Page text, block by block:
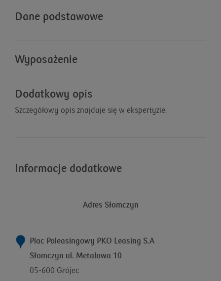
Dane podstawowe
Wyposażenie
Dodatkowy opis
Szczegółowy opis znajduje się w ekspertyzie.
Informacje dodatkowe
Adres Słomczyn
Plac Poleasingowy PKO Leasing S.A
Słomczyn ul. Metalowa 10
05-600 Grójec